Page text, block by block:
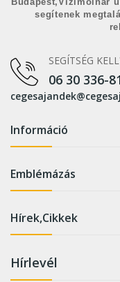
segítenek
SEGÍTSÉG
06 30 336-
Információ
Emblémázás
Hírek,Cikkek
Hírlevél